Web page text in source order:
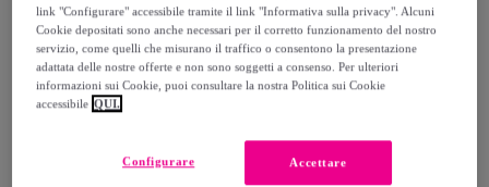
39,99 €
-70%
Venduto daEMPRENDIMIENTOS URBANOS
link "Configurare" accessibile tramite il link "Informativa sulla privacy". Alcuni
Cookie depositati sono anche necessari per il corretto funzionamento del nostro
servizio, come quelli che misurano il traffico o consentono la presentazione
adattata delle nostre offerte e non sono soggetti a consenso. Per ulteriori
informazioni sui Cookie, puoi consultare la nostra Politica sui Cookie
accessibile QUI.
Accettare
Configurare